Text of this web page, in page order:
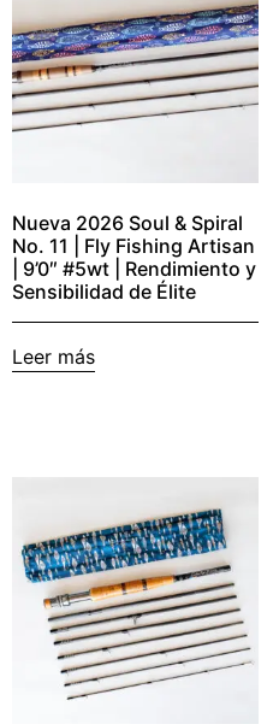
Nueva 2026 Soul & Spiral
No. 11 | Fly Fishing Artisan
| 9’0″ #5wt | Rendimiento y
Sensibilidad de Élite
Leer más